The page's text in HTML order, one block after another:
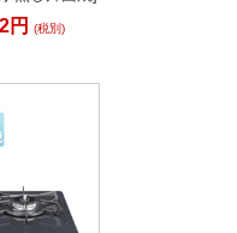
円 (税別)